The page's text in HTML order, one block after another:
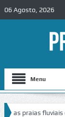
06 Agosto, 2026
Menu
praias fluviais do